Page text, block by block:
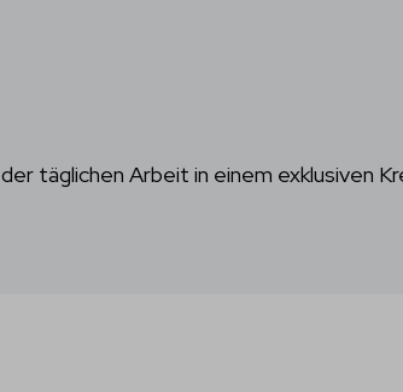
täglichen Arbeit in einem exklusiven